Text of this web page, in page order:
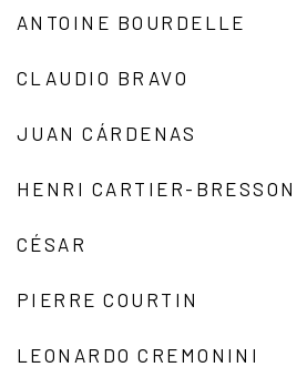
ANTOINE BOURDELLE
CLAUDIO BRAVO
JUAN CÁRDENAS
HENRI CARTIER-BRESSON
CÉSAR
PIERRE COURTIN
LEONARDO CREMONINI